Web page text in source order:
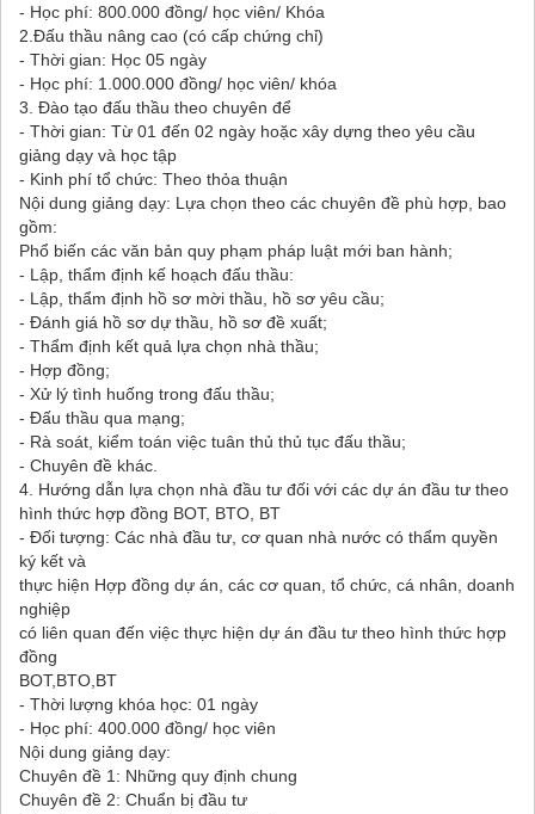
- Học phí: 800.000 đồng/ học viên/ Khóa
2.Đấu thầu nâng cao (có cấp chứng chỉ)
- Thời gian: Học 05 ngày
- Học phí: 1.000.000 đồng/ học viên/ khóa
3. Đào tạo đấu thầu theo chuyên để
- Thời gian: Từ 01 đến 02 ngày hoặc xây dựng theo yêu cầu
giảng dạy và học tập
- Kinh phí tổ chức: Theo thỏa thuận
Nội dung giảng dạy: Lựa chọn theo các chuyên đề phù hợp, bao
gồm:
Phổ biến các văn bản quy phạm pháp luật mới ban hành;
- Lập, thẩm định kế hoạch đấu thầu:
- Lập, thẩm định hồ sơ mời thầu, hồ sơ yêu cầu;
- Đánh giá hồ sơ dự thầu, hồ sơ đề xuất;
- Thẩm định kết quả lựa chọn nhà thầu;
- Hợp đồng;
- Xử lý tình huống trong đấu thầu;
- Đấu thầu qua mạng;
- Rà soát, kiểm toán việc tuân thủ thủ tục đấu thầu;
- Chuyên đề khác.
4. Hướng dẫn lựa chọn nhà đầu tư đối với các dự án đầu tư theo
hình thức hợp đồng BOT, BTO, BT
- Đối tượng: Các nhà đầu tư, cơ quan nhà nước có thẩm quyền
ký kết và
thực hiện Hợp đồng dự án, các cơ quan, tổ chức, cá nhân, doanh
nghiệp
có liên quan đến việc thực hiện dự án đầu tư theo hình thức hợp
đồng
BOT,BTO,BT
- Thời lượng khóa học: 01 ngày
- Học phí: 400.000 đồng/ học viên
Nội dung giảng dạy:
Chuyên đề 1: Những quy định chung
Chuyên đề 2: Chuẩn bị đầu tư